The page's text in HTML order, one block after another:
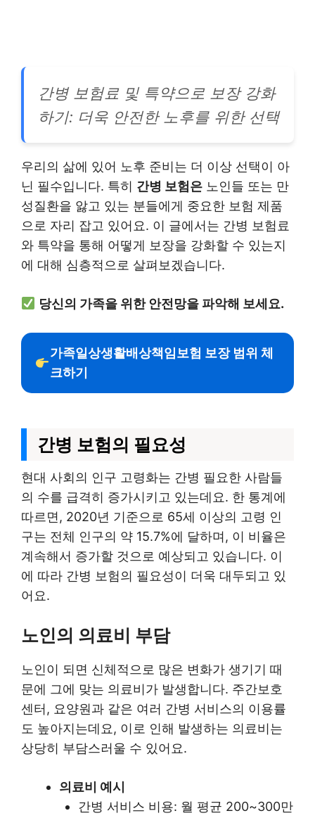
간병 보험료 및 특약으로 보장 강화
하기: 더욱 안전한 노후를 위한 선택
우리의 삶에 있어 노후 준비는 더 이상 선택이 아
닌 필수입니다. 특히 간병 보험은 노인들 또는 만
성질환을 앓고 있는 분들에게 중요한 보험 제품
으로 자리 잡고 있어요. 이 글에서는 간병 보험료
와 특약을 통해 어떻게 보장을 강화할 수 있는지
에 대해 심층적으로 살펴보겠습니다.
당신의 가족을 위한 안전망을 파악해 보세요.
가족일상생활배상책임보험 보장 범위 체
크하기
간병 보험의 필요성
현대 사회의 인구 고령화는 간병 필요한 사람들
의 수를 급격히 증가시키고 있는데요. 한 통계에
따르면, 2020년 기준으로 65세 이상의 고령 인
구는 전체 인구의 약 15.7%에 달하며, 이 비율은
계속해서 증가할 것으로 예상되고 있습니다. 이
에 따라 간병 보험의 필요성이 더욱 대두되고 있
어요.
노인의 의료비 부담
노인이 되면 신체적으로 많은 변화가 생기기 때
문에 그에 맞는 의료비가 발생합니다. 주간보호
센터, 요양원과 같은 여러 간병 서비스의 이용률
도 높아지는데요, 이로 인해 발생하는 의료비는
상당히 부담스러울 수 있어요.
의료비 예시
간병 서비스 비용: 월 평균 200~300만